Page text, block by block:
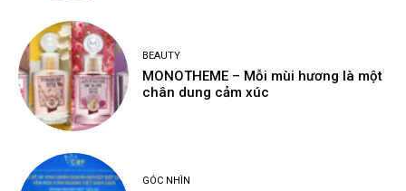
BEAUTY
MONOTHEME – Mỗi mùi hương là một
chân dung cảm xúc
GÓC NHÌN